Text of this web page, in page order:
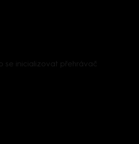
se inicializovat přehrávač